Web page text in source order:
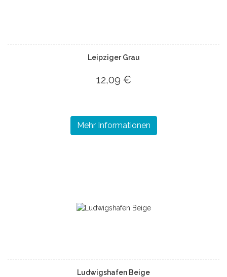
Leipziger Grau
12,09 €
Mehr Informationen
Ludwigshafen Beige